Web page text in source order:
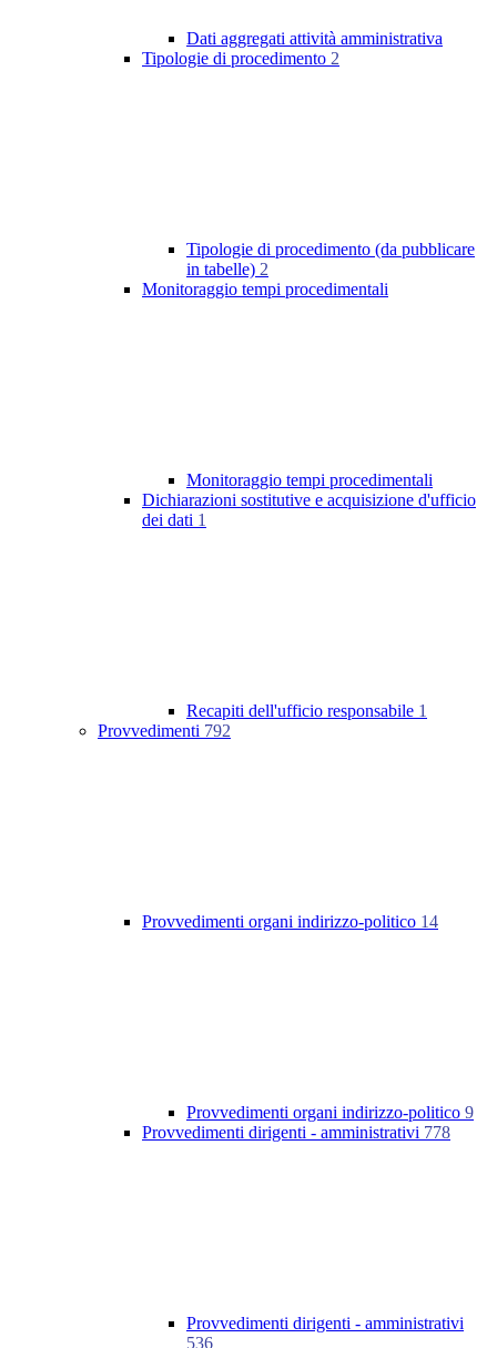
Dati aggregati attività amministrativa
Tipologie di procedimento 2
Tipologie di procedimento (da pubblicare
in tabelle) 2
Monitoraggio tempi procedimentali
Monitoraggio tempi procedimentali
Dichiarazioni sostitutive e acquisizione d'ufficio
dei dati 1
Recapiti dell'ufficio responsabile 1
Provvedimenti 792
Provvedimenti organi indirizzo-politico 14
Provvedimenti organi indirizzo-politico 9
Provvedimenti dirigenti - amministrativi 778
Provvedimenti dirigenti - amministrativi
536